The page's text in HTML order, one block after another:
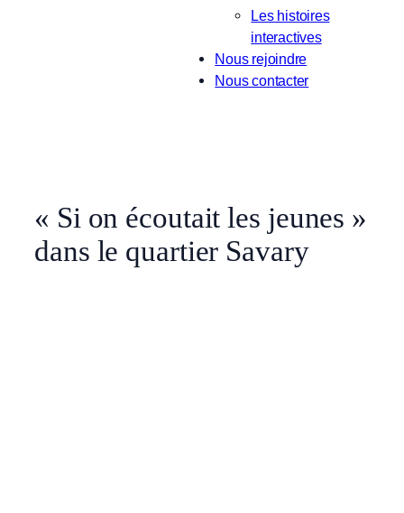
Les histoires
interactives
Nous rejoindre
Nous contacter
« Si on écoutait les jeunes »
dans le quartier Savary